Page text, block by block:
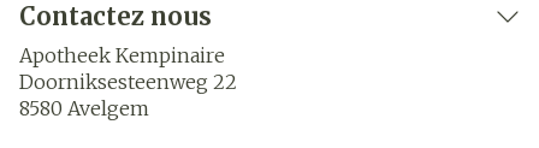
Contactez nous
Apotheek Kempinaire
Doorniksesteenweg 22
8580 Avelgem